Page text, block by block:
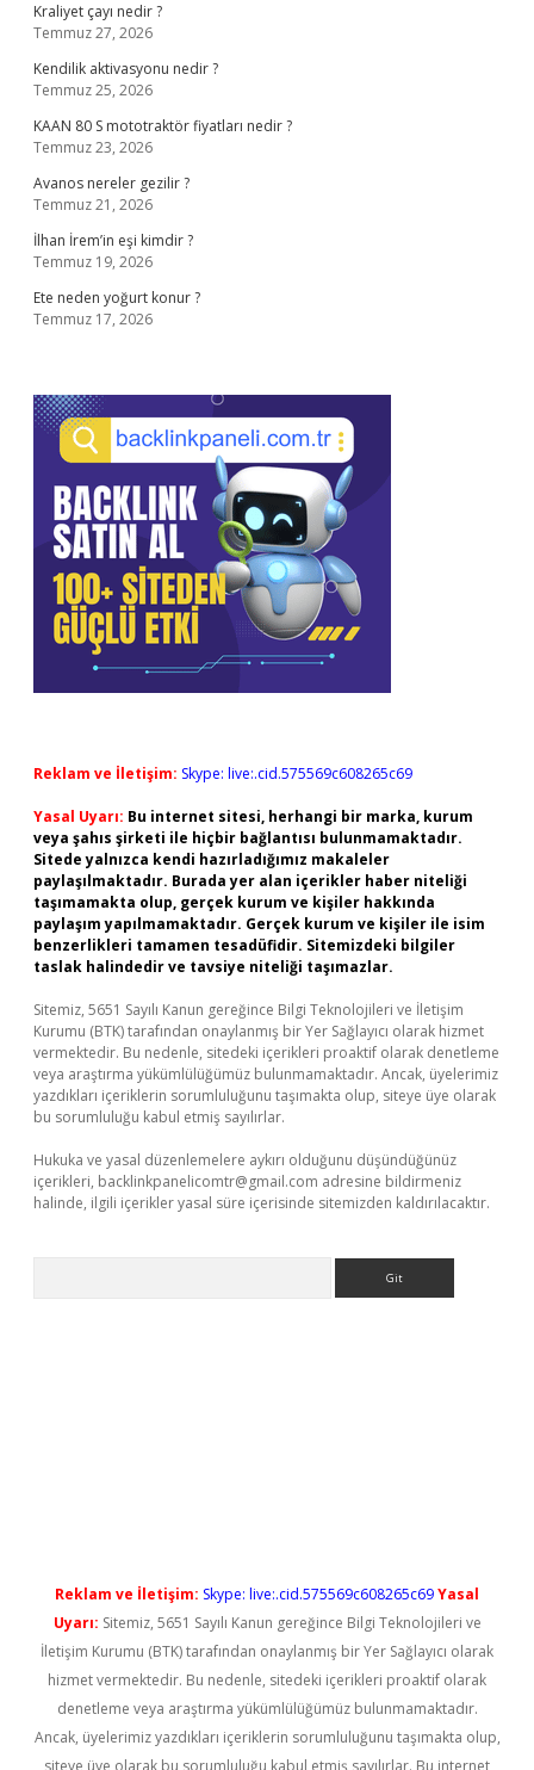
Kraliyet çayı nedir ?
Temmuz 27, 2026
Kendilik aktivasyonu nedir ?
Temmuz 25, 2026
KAAN 80 S mototraktör fiyatları nedir ?
Temmuz 23, 2026
Avanos nereler gezilir ?
Temmuz 21, 2026
İlhan İrem’in eşi kimdir ?
Temmuz 19, 2026
Ete neden yoğurt konur ?
Temmuz 17, 2026
Reklam ve İletişim: Skype: live:.cid.575569c608265c69
Yasal Uyarı: Bu internet sitesi, herhangi bir marka, kurum
veya şahıs şirketi ile hiçbir bağlantısı bulunmamaktadır.
Sitede yalnızca kendi hazırladığımız makaleler
paylaşılmaktadır. Burada yer alan içerikler haber niteliği
taşımamakta olup, gerçek kurum ve kişiler hakkında
paylaşım yapılmamaktadır. Gerçek kurum ve kişiler ile isim
benzerlikleri tamamen tesadüfidir. Sitemizdeki bilgiler
taslak halindedir ve tavsiye niteliği taşımazlar.
Sitemiz, 5651 Sayılı Kanun gereğince Bilgi Teknolojileri ve İletişim
Kurumu (BTK) tarafından onaylanmış bir Yer Sağlayıcı olarak hizmet
vermektedir. Bu nedenle, sitedeki içerikleri proaktif olarak denetleme
veya araştırma yükümlülüğümüz bulunmamaktadır. Ancak, üyelerimiz
yazdıkları içeriklerin sorumluluğunu taşımakta olup, siteye üye olarak
bu sorumluluğu kabul etmiş sayılırlar.
Hukuka ve yasal düzenlemelere aykırı olduğunu düşündüğünüz
içerikleri, backlinkpanelicomtr@gmail.com adresine bildirmeniz
halinde, ilgili içerikler yasal süre içerisinde sitemizden kaldırılacaktır.
Reklam ve İletişim: Skype: live:.cid.575569c608265c69Yasal
Uyarı: Sitemiz, 5651 Sayılı Kanun gereğince Bilgi Teknolojileri ve
İletişim Kurumu (BTK) tarafından onaylanmış bir Yer Sağlayıcı olarak
hizmet vermektedir. Bu nedenle, sitedeki içerikleri proaktif olarak
denetleme veya araştırma yükümlülüğümüz bulunmamaktadır.
Ancak, üyelerimiz yazdıkları içeriklerin sorumluluğunu taşımakta olup,
siteye üye olarak bu sorumluluğu kabul etmiş sayılırlar. Bu internet